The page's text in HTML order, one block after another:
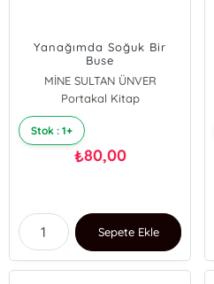
Yanağımda Soğuk Bir
Buse
MİNE SULTAN ÜNVER
Portakal Kitap
Stok : 1+
₺80,00
Sepete Ekle